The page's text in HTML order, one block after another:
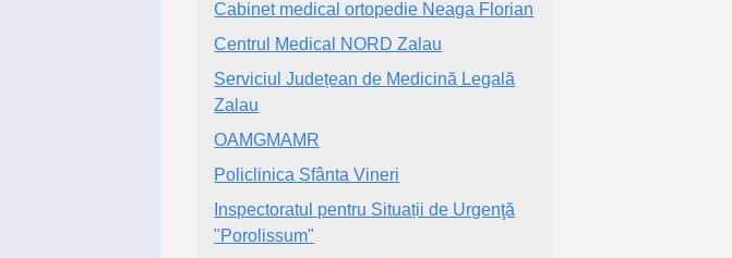
Cabinet medical ortopedie Neaga Florian
Centrul Medical NORD Zalau
Serviciul Județean de Medicină Legală
Zalau
OAMGMAMR
Policlinica Sfânta Vineri
Inspectoratul pentru Situații de Urgenţă
"Porolissum"